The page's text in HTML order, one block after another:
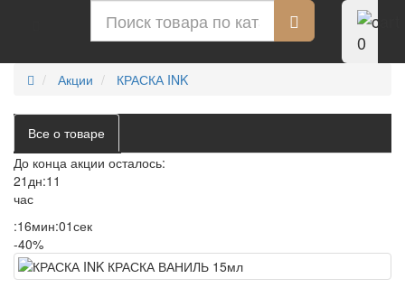
0
Акции КРАСКА INK
Все о товаре
До конца акции осталось:
21дн:11
час
:16мин:01сек
-40%